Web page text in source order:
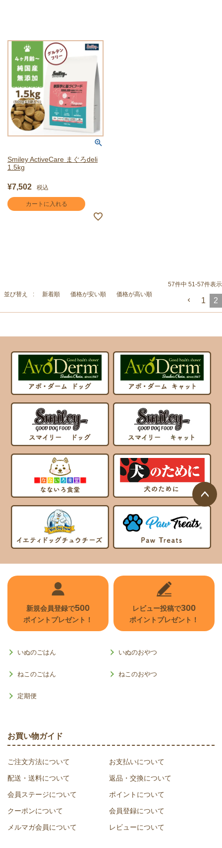
Smiley ActiveCare まぐろdeli
1.5kg
¥7,502 税込
カートに入れる
並び替え 新着順 価格が安い順 価格が高い順
57件中 51-57件表示
1 2
トップ
新規会員登録で500
ポイントプレゼント！
レビュー投稿で300
ポイントプレゼント！
いぬのごはん いぬのおやつ
ねこのごはん ねこのおやつ
定期便
お買い物ガイド
ご注文方法について お支払いについて
配送・送料について 返品・交換について
会員ステージについて ポイントについて
クーポンについて 会員登録について
メルマガ会員について レビューについて